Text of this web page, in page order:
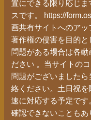
置にできる限り応じ
スです。 https://
画共有サイトへのアッ
著作権の侵害を目的
問題がある場合は各動
ださい 。当サイトの
問題がございました
絡ください。土日祝
速に対応する予定で
確認できないこともあ